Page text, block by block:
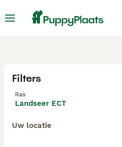
Filters
Ras
Landseer ECT
Uw locatie